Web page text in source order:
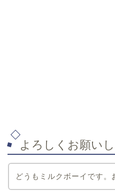
よろしくお願い
どうもミルクボーイです。